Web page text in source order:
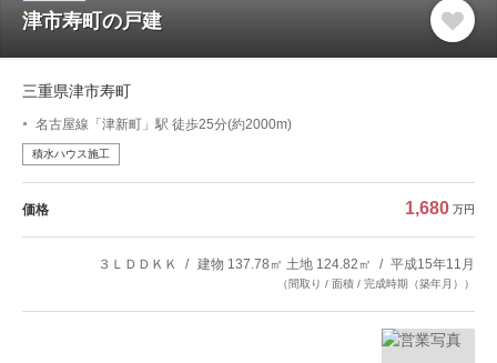
津市寿町の戸建
三重県津市寿町
名古屋線「津新町」駅 徒歩25分(約2000m)
積水ハウス施工
価格 1,680 万円
３ＬＤＤＫＫ 建物 137.78㎡ 土地 124.82㎡ 平成15年11月
（間取り / 面積 / 完成時期（築年月））